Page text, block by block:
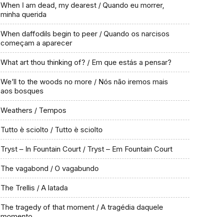
When I am dead, my dearest / Quando eu morrer,
minha querida
When daffodils begin to peer / Quando os narcisos
começam a aparecer
What art thou thinking of? / Em que estás a pensar?
We’ll to the woods no more / Nós não iremos mais
aos bosques
Weathers / Tempos
Tutto è sciolto / Tutto è sciolto
Tryst – In Fountain Court / Tryst – Em Fountain Court
The vagabond / O vagabundo
The Trellis / A latada
The tragedy of that moment / A tragédia daquele